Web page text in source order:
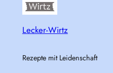
Lecker-Wirtz
Rezepte mit Leidenschaft